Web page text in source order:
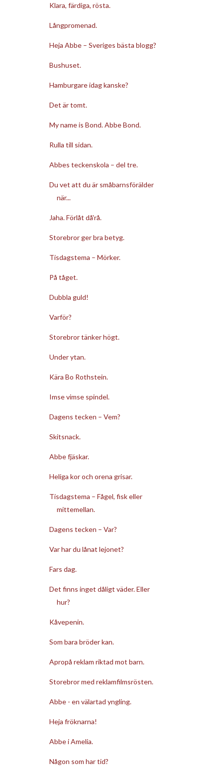
Klara, färdiga, rösta.
Långpromenad.
Heja Abbe – Sveriges bästa blogg?
Bushuset.
Hamburgare idag kanske?
Det är tomt.
My name is Bond. Abbe Bond.
Rulla till sidan.
Abbes teckenskola – del tre.
Du vet att du är småbarnsförälder
när...
Jaha. Förlåt då'rå.
Storebror ger bra betyg.
Tisdagstema – Mörker.
På tåget.
Dubbla guld!
Varför?
Storebror tänker högt.
Under ytan.
Kära Bo Rothstein.
Imse vimse spindel.
Dagens tecken – Vem?
Skitsnack.
Abbe fjäskar.
Heliga kor och orena grisar.
Tisdagstema – Fågel, fisk eller
mittemellan.
Dagens tecken – Var?
Var har du lånat lejonet?
Fars dag.
Det finns inget dåligt väder. Eller
hur?
Kåvepenin.
Som bara bröder kan.
Apropå reklam riktad mot barn.
Storebror med reklamfilmsrösten.
Abbe - en välartad yngling.
Heja fröknarna!
Abbe i Amelia.
Någon som har tid?